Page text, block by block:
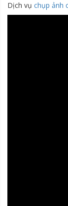
Dịch vụ chụp ảnh